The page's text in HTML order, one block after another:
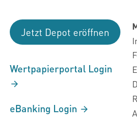
Jetzt Depot eröffnen
Wertpapierportal Login
eBanking Login